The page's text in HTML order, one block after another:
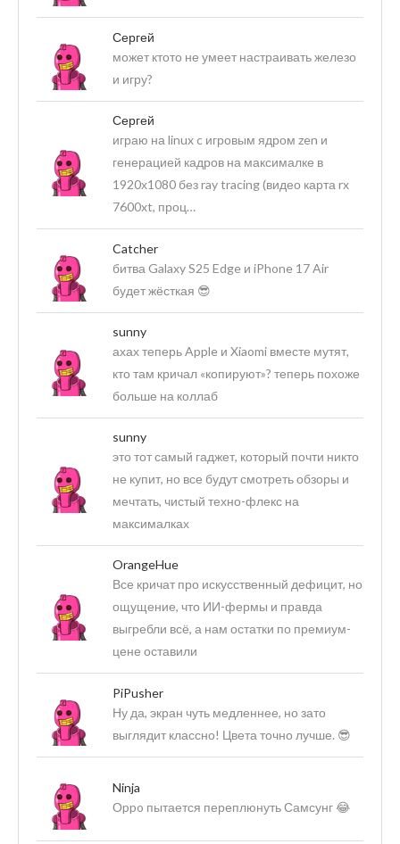
Сергей
может ктото не умеет настраивать железо
и игру?
Сергей
играю на linux c игровым ядром zen и
генерацией кадров на максималке в
1920х1080 без ray tracing (видео карта rx
7600xt, проц…
Catcher
битва Galaxy S25 Edge и iPhone 17 Air
будет жёсткая 😎
sunny
ахах теперь Apple и Xiaomi вместе мутят,
кто там кричал «копируют»? теперь похоже
больше на коллаб
sunny
это тот самый гаджет, который почти никто
не купит, но все будут смотреть обзоры и
мечтать, чистый техно-флекс на
максималках
OrangeHue
Все кричат про искусственный дефицит, но
ощущение, что ИИ-фермы и правда
выгребли всё, а нам остатки по премиум-
цене оставили
PiPusher
Ну да, экран чуть медленнее, но зато
выглядит классно! Цвета точно лучше. 😎
Ninja
Оppo пытается переплюнуть Самсунг 😂